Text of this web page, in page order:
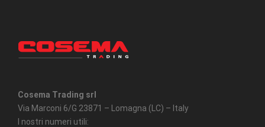
Cosema Trading srl
Via Marconi 6/G 23871 – Lomagna (LC) – Italy
I nostri numeri utili: